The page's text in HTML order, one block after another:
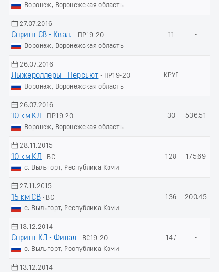
Воронеж, Воронежская область
27.07.2016
Спринт СВ - Квал. - ПР19-20
Воронеж, Воронежская область
11 -
26.07.2016
Лыжероллеры - Пеpсьют - ПР19-20
Воронеж, Воронежская область
КРУГ -
26.07.2016
10 км КЛ
- ПР19-20
Воронеж, Воронежская область
30 536.51
28.11.2015
10 км КЛ
- ВС
с. Выльгорт, Республика Коми
128 175.69
27.11.2015
15 км СВ - ВС
с. Выльгорт, Республика Коми
136 200.45
13.12.2014
Спринт КЛ - Финал - ВС19-20
с. Выльгорт, Республика Коми
147 -
13.12.2014